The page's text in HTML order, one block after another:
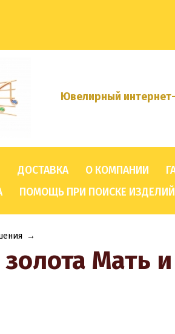
Ювелирный
ДОСТАВКА О КОМПАНИИ
ПОМОЩЬ ПРИ ПОИСКЕ ИЗДЕЛИЙ
→
Мать